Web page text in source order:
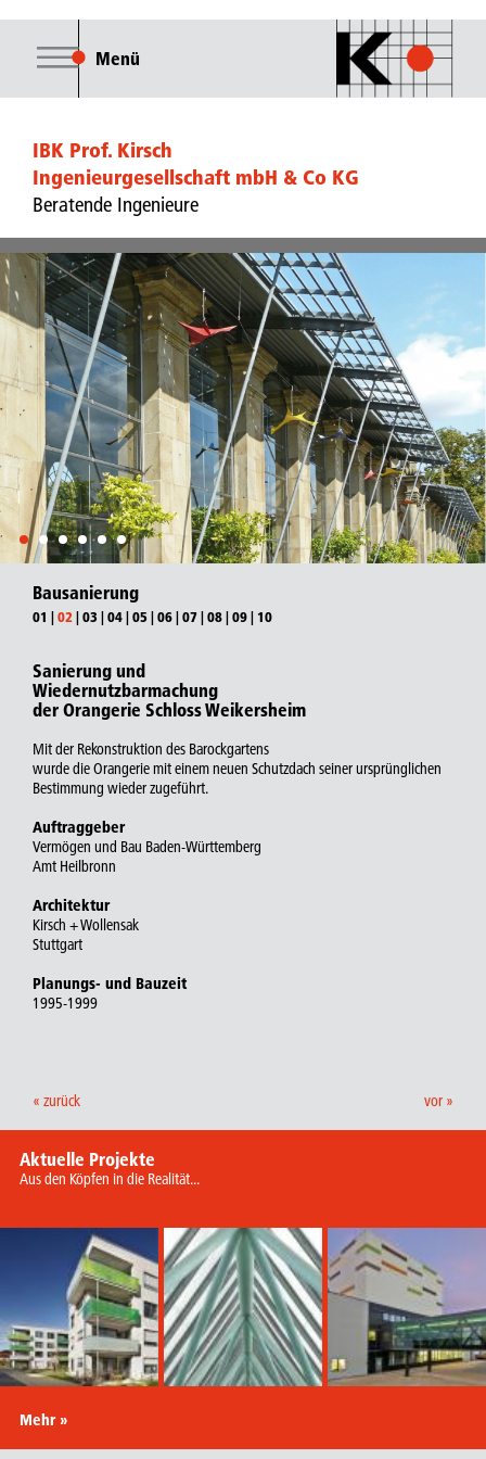
Menü
IBK Prof. Kirsch
Ingenieurgesellschaft mbH & Co KG
Beratende Ingenieure
Bausanierung
01 |02 |03 |04|05 |06|07|08|09|10
Sanierung und
Wiedernutzbarmachung
der Orangerie Schloss Weikersheim
Mit der Rekonstruktion des Barockgartens
wurde die Orangerie mit einem neuen Schutzdach seiner ursprünglichen
Bestimmung wieder zugeführt.
Auftraggeber
Vermögen und Bau Baden-Württemberg
Amt Heilbronn
Architektur
Kirsch + Wollensak
Stuttgart
Planungs- und Bauzeit
1995-1999
« zurück vor »
Aktuelle Projekte
Aus den Köpfen in die Realität...
Mehr »